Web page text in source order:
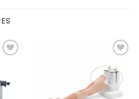
liste
Ajouter
à la liste
d’envies